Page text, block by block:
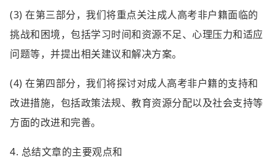
(3) 在第三部分，我们将重点关注成人高考非户籍面临的
挑战和困境，包括学习时间和资源不足、心理压力和适应
问题等，并提出相关建议和解决方案。
(4) 在第四部分，我们将探讨对成人高考非户籍的支持和
改进措施，包括政策法规、教育资源分配以及社会支持等
方面的改进和完善。
4. 总结文章的主要观点和